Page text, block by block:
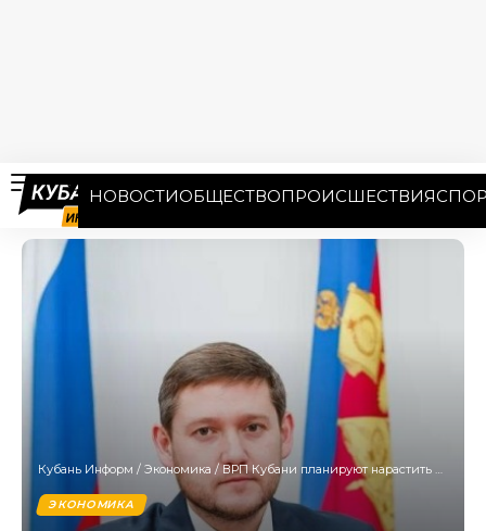
НОВОСТИОБЩЕСТВОПРОИСШЕСТВИЯ
Кубань Информ / Экономика / ВРП Кубани планируют нарастить до 11–15 трлн рублей к 2036 году
ЭКОНОМИКА